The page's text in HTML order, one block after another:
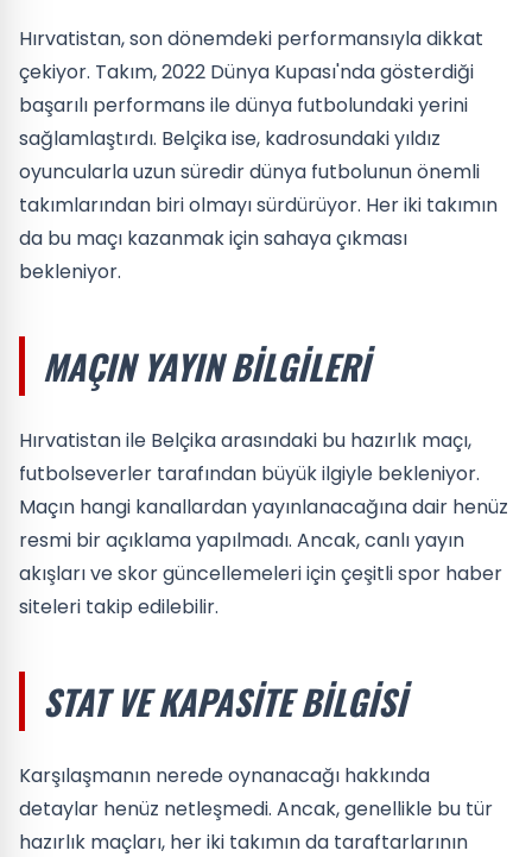
Hırvatistan, son dönemdeki performansıyla dikkat
çekiyor. Takım, 2022 Dünya Kupası'nda gösterdiği
başarılı performans ile dünya futbolundaki yerini
sağlamlaştırdı. Belçika ise, kadrosundaki yıldız
oyuncularla uzun süredir dünya futbolunun önemli
takımlarından biri olmayı sürdürüyor. Her iki takımın
da bu maçı kazanmak için sahaya çıkması
bekleniyor.
MAÇIN YAYIN BILGILERI
Hırvatistan ile Belçika arasındaki bu hazırlık maçı,
futbolseverler tarafından büyük ilgiyle bekleniyor.
Maçın hangi kanallardan yayınlanacağına dair henüz
resmi bir açıklama yapılmadı. Ancak, canlı yayın
akışları ve skor güncellemeleri için çeşitli spor haber
siteleri takip edilebilir.
STAT VE KAPASITE BILGISI
Karşılaşmanın nerede oynanacağı hakkında
detaylar henüz netleşmedi. Ancak, genellikle bu tür
hazırlık maçları, her iki takımın da taraftarlarının